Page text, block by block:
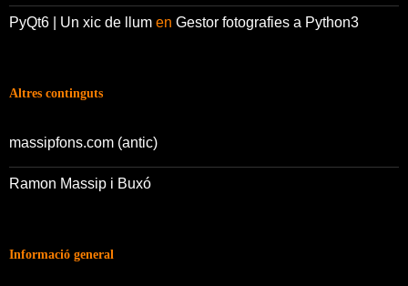
PyQt6 | Un xic de llum en Gestor fotografies a Python3
Altres continguts
massipfons.com (antic)
Ramon Massip i Buxó
Informació general